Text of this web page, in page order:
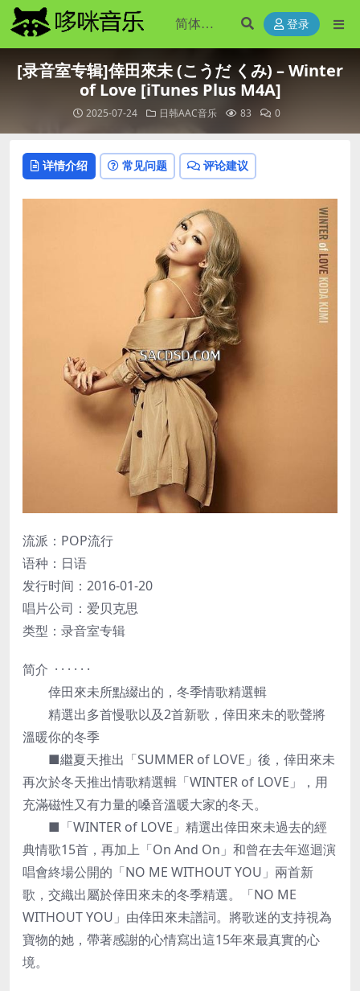
登录
[录音室专辑]倖田來未 (こうだ くみ) – Winter
of Love [iTunes Plus M4A]
2025-07-24 日韩AAC音乐 83 0
详情介绍 常见问题 评论建议
流派：POP流行
语种：日语
发行时间：2016-01-20
唱片公司：爱贝克思
类型：录音室专辑
简介 · · · · · ·
倖田來未所點綴出的，冬季情歌精選輯
精選出多首慢歌以及2首新歌，倖田來未的歌聲將
溫暖你的冬季
■繼夏天推出「SUMMER of LOVE」後，倖田來未
再次於冬天推出情歌精選輯「WINTER of LOVE」，用
充滿磁性又有力量的嗓音溫暖大家的冬天。
■「WINTER of LOVE」精選出倖田來未過去的經
典情歌15首，再加上「On And On」和曾在去年巡迴演
唱會終場公開的「NO ME WITHOUT YOU」兩首新
歌，交織出屬於倖田來未的冬季精選。「NO ME
WITHOUT YOU」由倖田來未譜詞。將歌迷的支持視為
寶物的她，帶著感謝的心情寫出這15年來最真實的心
境。